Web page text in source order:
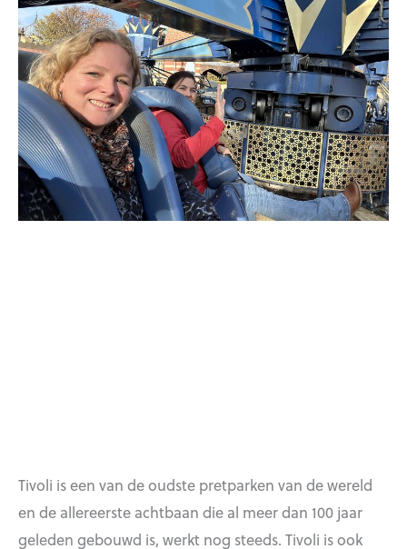
Tivoli is een van de oudste pretparken van de wereld
en de allereerste achtbaan die al meer dan 100 jaar
geleden gebouwd is, werkt nog steeds. Tivoli is ook